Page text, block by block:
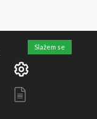
Slažem se